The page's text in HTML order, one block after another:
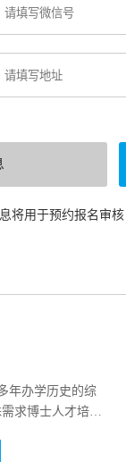
将用于预约报名审
年办学历史的综
求博士人才培养